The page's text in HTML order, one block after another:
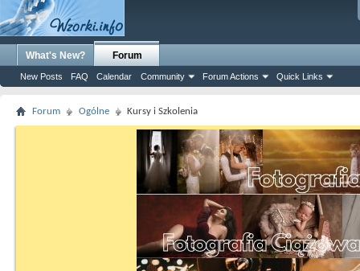
What's New? Forum
New Posts FAQ Calendar Community Forum Actions Quick Links
Forum Ogólne Kursy i Szkolenia